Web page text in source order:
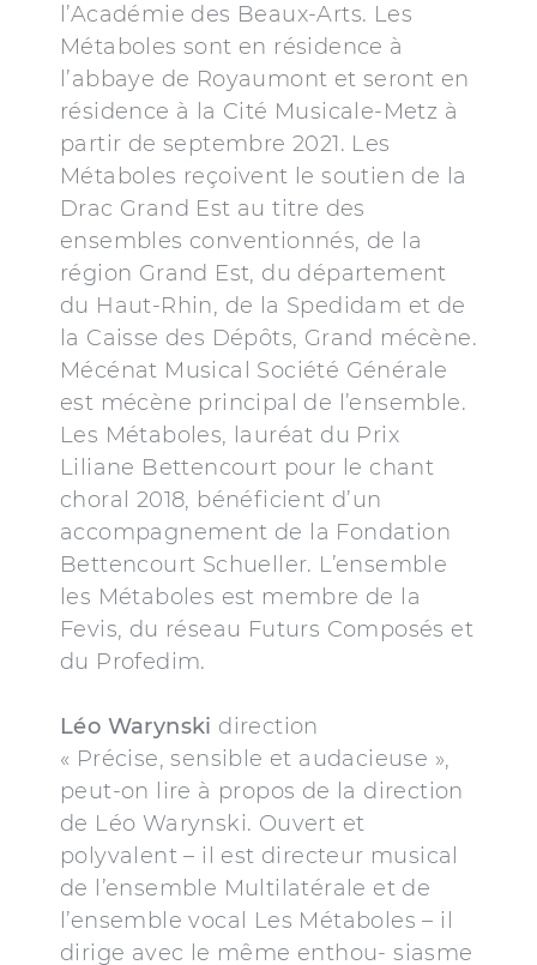
l’Académie des Beaux-Arts. Les
Métaboles sont en résidence à
l’abbaye de Royaumont et seront en
résidence à la Cité Musicale-Metz à
partir de septembre 2021. Les
Métaboles reçoivent le soutien de la
Drac Grand Est au titre des
ensembles conventionnés, de la
région Grand Est, du département
du Haut-Rhin, de la Spedidam et de
la Caisse des Dépôts, Grand mécène.
Mécénat Musical Société Générale
est mécène principal de l’ensemble.
Les Métaboles, lauréat du Prix
Liliane Bettencourt pour le chant
choral 2018, bénéficient d’un
accompagnement de la Fondation
Bettencourt Schueller. L’ensemble
les Métaboles est membre de la
Fevis, du réseau Futurs Composés et
du Profedim.
Léo Warynski direction
« Précise, sensible et audacieuse »,
peut-on lire à propos de la direction
de Léo Warynski. Ouvert et
polyvalent – il est directeur musical
de l’ensemble Multilatérale et de
l’ensemble vocal Les Métaboles – il
dirige avec le même enthou- siasme